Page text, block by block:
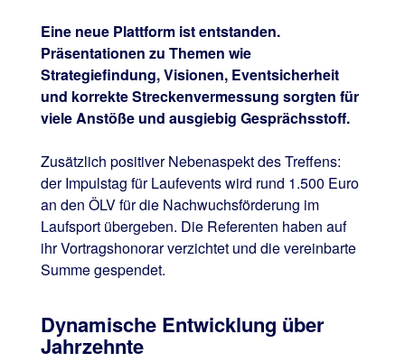
Eine neue Plattform ist entstanden.
Präsentationen zu Themen wie
Strategiefindung, Visionen, Eventsicherheit
und korrekte Streckenvermessung sorgten für
viele Anstöße und ausgiebig Gesprächsstoff.
Zusätzlich positiver Nebenaspekt des Treffens:
der Impulstag für Laufevents wird rund 1.500 Euro
an den ÖLV für die Nachwuchsförderung im
Laufsport übergeben. Die Referenten haben auf
ihr Vortragshonorar verzichtet und die vereinbarte
Summe gespendet.
Dynamische Entwicklung über
Jahrzehnte